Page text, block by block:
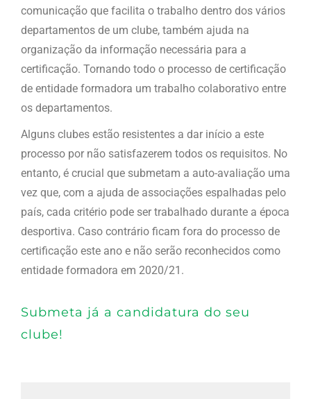
comunicação que facilita o trabalho dentro dos vários
departamentos de um clube, também ajuda na
organização da informação necessária para a
certificação. Tornando todo o processo de certificação
de entidade formadora um trabalho colaborativo entre
os departamentos.
Alguns clubes estão resistentes a dar início a este
processo por não satisfazerem todos os requisitos. No
entanto, é crucial que submetam a auto-avaliação uma
vez que, com a ajuda de associações espalhadas pelo
país, cada critério pode ser trabalhado durante a época
desportiva. Caso contrário ficam fora do processo de
certificação este ano e não serão reconhecidos como
entidade formadora em 2020/21.
Submeta já a candidatura do seu
clube!